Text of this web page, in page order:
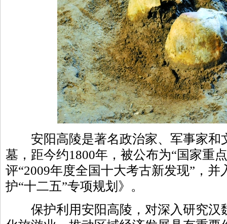
安阳高陵是著名政治家、军事家和
墓，距今约1800年，被公布为“国家重
评“2009年度全国十大考古新发现”，
护“十二五”专项规划》。
保护利用安阳高陵，对深入研究汉